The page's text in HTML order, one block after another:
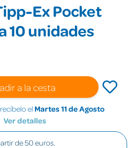
Ex Pocket
10 unidades
a la cesta
el Martes 11 de Agosto
Ver detalles
de 50 euros.